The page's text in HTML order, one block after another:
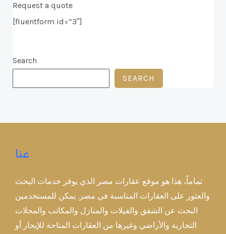
Request a quote
[fluentform id=”3″]
Search
SEARCH
عنا
تماماً، هذا هو موقع عقارات مصر الذي يوفر خدمات البحث
والعثور على العقارات المناسبة في مصر. يمكن للمستخدمين
البحث عن الشقق والفيلات والمنازل والمكاتب والمحلات
التجارية والأراضي وغيرها من العقارات المتاحة للإيجار أو